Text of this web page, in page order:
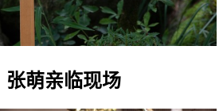
张萌亲临现场